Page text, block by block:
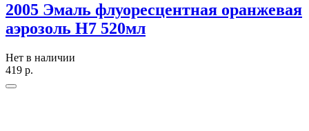
2005 Эмаль флуоресцентная оранжевая
аэрозоль H7 520мл
Нет в наличии
419 р.